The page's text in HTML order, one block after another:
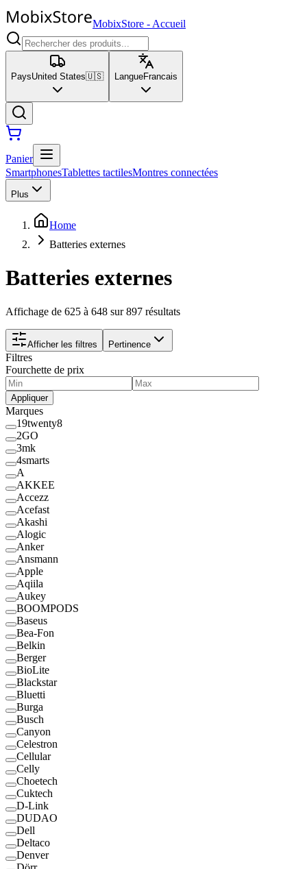
MobixStore - Accueil
PaysUnited States🇺🇸 LangueFrancais
Panier
SmartphonesTablettes tactilesMontres connectées
Plus
Home
Batteries externes
Batteries externes
Affichage de 625 à 648 sur 897 résultats
Afficher les filtres Pertinence
Filtres
Fourchette de prix
Appliquer
Marques
19twenty8
2GO
3mk
4smarts
A
AKKEE
Accezz
Acefast
Akashi
Alogic
Anker
Ansmann
Apple
Aqiila
Aukey
BOOMPODS
Baseus
Bea-Fon
Belkin
Berger
BioLite
Blackstar
Bluetti
Burga
Busch
Canyon
Celestron
Cellular
Celly
Choetech
Cuktech
D-Link
DUDAO
Dell
Deltaco
Denver